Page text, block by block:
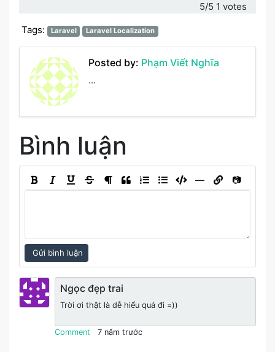
5/5 1 votes
Tags:
Laravel Laravel Localization
Posted by: Phạm Viết Nghĩa
...
Bình luận
― 📷
Gửi bình luận
Ngọc đẹp trai
Trời ơi thật là dễ hiểu quá đi =))
Comment 7 năm trước